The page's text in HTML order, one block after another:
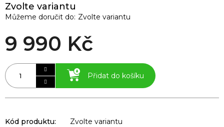
Zvolte variantu
Můžeme doručit do: Zvolte variantu
9 990 Kč
Přidat do košíku
Kód produktu:
Zvolte variantu